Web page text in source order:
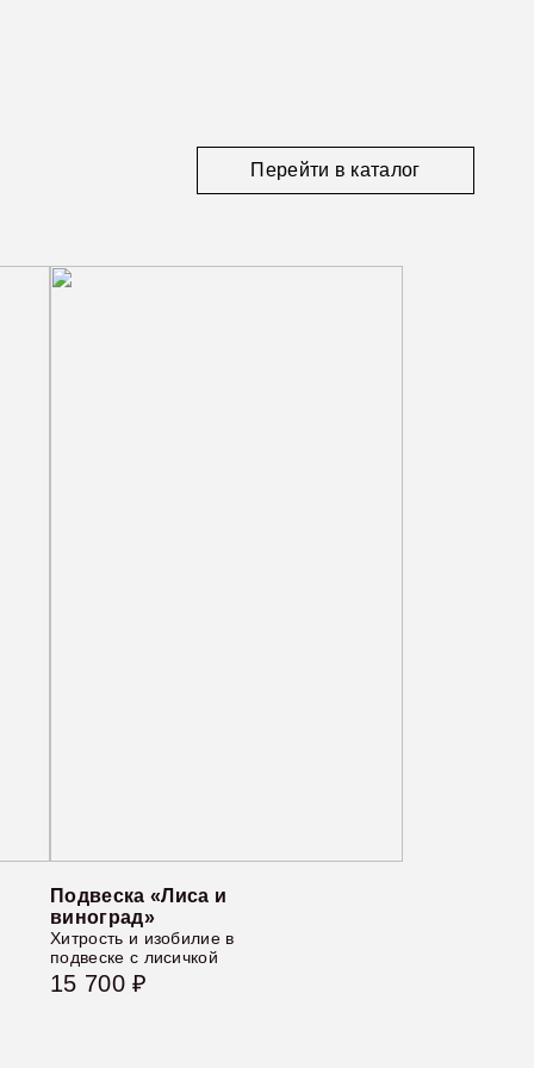
Перейти в каталог
Подвеска «Лиса и
виноград»
Хитрость и изобилие в
подвеске с лисичкой
15 700 ₽